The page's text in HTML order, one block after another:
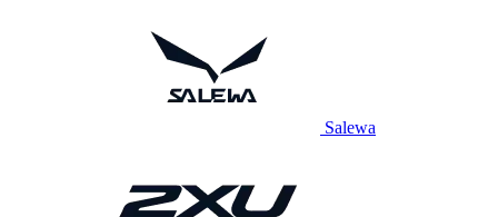
Salewa